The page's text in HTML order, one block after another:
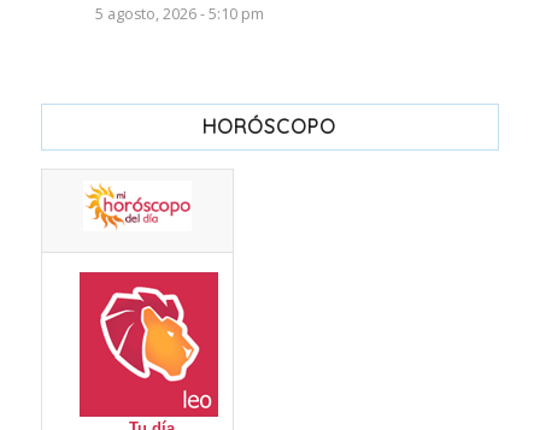
5 agosto, 2026 - 5:10 pm
HORÓSCOPO